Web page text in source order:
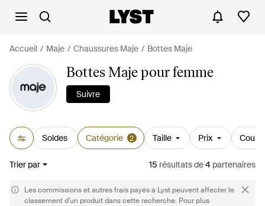
Accueil Maje Chaussures Maje Bottes Maje
Bottes Maje pour femme
Suivre
Soldes Catégorie 2 Taille Prix
Trier par 15 résultatsde4 partenaires
Les commissions et autres frais payés à Lyst peuvent affecter le
classement d'un produit dans cette recherche. Pour plus